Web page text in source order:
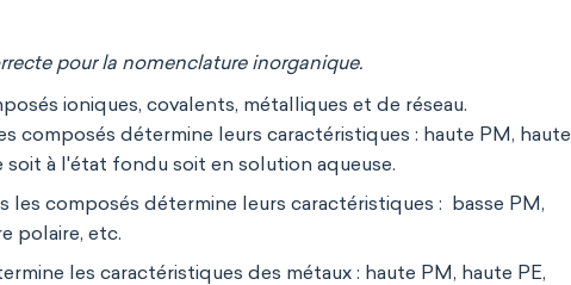
pour la nomenclature inorganique.
ioniques, covalents, métalliques et de réseau.
composés détermine leurs caractéristiques : haute PM, haute
à l'état fondu soit en solution aqueuse.
les composés détermine leurs caractéristiques : basse PM,
polaire, etc.
les caractéristiques des métaux : haute PM, haute PE,